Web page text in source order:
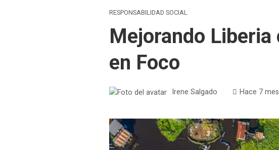
RESPONSABILIDAD SOCIAL
Mejorando Liberia
en Foco
Irene Salgado Hace 7